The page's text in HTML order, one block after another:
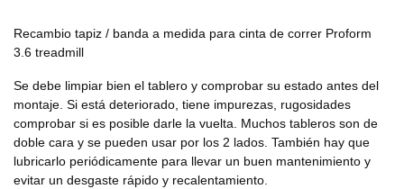
Recambio tapiz / banda a medida para cinta de correr Proform
3.6 treadmill
Se debe limpiar bien el tablero y comprobar su estado antes del
montaje. Si está deteriorado, tiene impurezas, rugosidades
comprobar si es posible darle la vuelta. Muchos tableros son de
doble cara y se pueden usar por los 2 lados. También hay que
lubricarlo periódicamente para llevar un buen mantenimiento y
evitar un desgaste rápido y recalentamiento.